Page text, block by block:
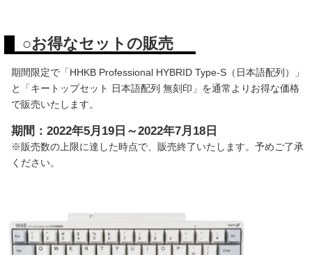
○お得なセットの販売
期間限定で「HHKB Professional HYBRID Type-S（日本語配列）」
と「キートップセット 日本語配列 無刻印」を通常よりお得な価格
で販売いたします。
期間：2022年5月19日～2022年7月18日
※販売数の上限に達した時点で、販売終了いたします。予めご了承
ください。